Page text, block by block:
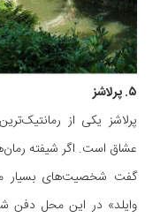
۵. پرلاشز
پرلاشز یکی از
عشاق است. اگر شیفته
گفت شخصیت‌های بسیار
وایلد» در این محل دفن